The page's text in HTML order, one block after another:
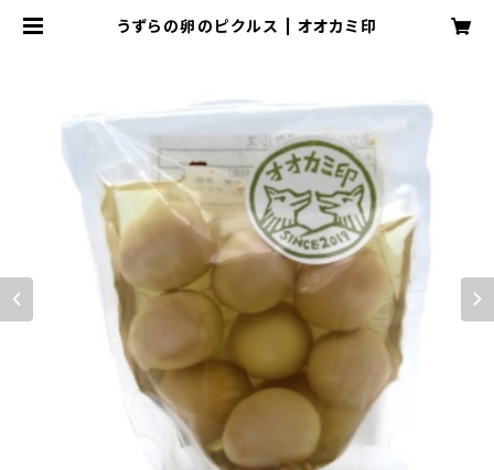
うずらの卵のピクルス | オオカミ印